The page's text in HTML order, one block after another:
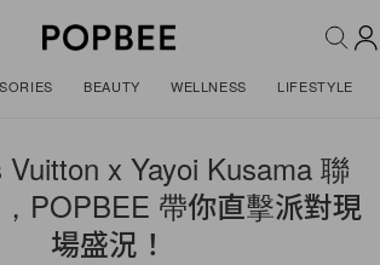
BEAUTY WELLNESS LIFESTYLE
x Yayoi Kusama 聯
POPBEE 帶你直擊派對現
場盛況！